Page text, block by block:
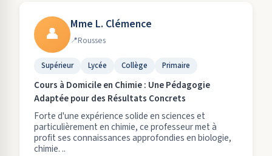
👤 Mme L. Clémence
Rousses
Supérieur Lycée Collège Primaire
Cours à Domicile en Chimie : Une Pédagogie
Adaptée pour des Résultats Concrets
Forte d'une expérience solide en sciences et
particulièrement en chimie, ce professeur met à
profit ses connaissances approfondies en biologie,
chimie. ..